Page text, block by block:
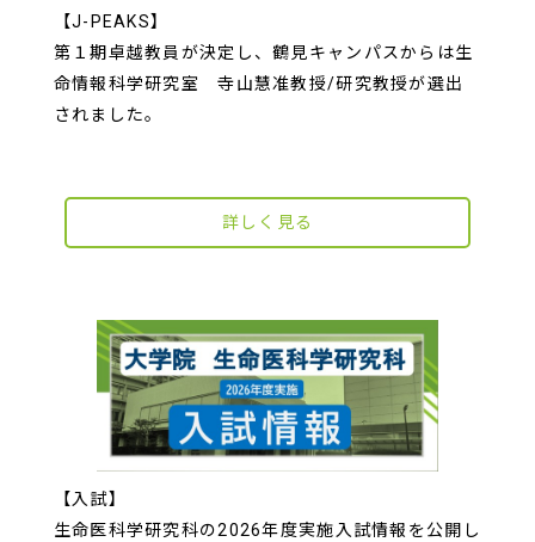
【J-PEAKS】
第１期卓越教員が決定し、鶴見キャンパスからは生
命情報科学研究室 寺山慧准教授/研究教授が選出
されました。
詳しく見る
【入試】
生命医科学研究科の2026年度実施入試情報を公開し